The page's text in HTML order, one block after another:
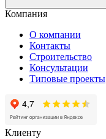
Компания
О компании
Контакты
Строительство
Консультации
Типовые проекты
Клиенту